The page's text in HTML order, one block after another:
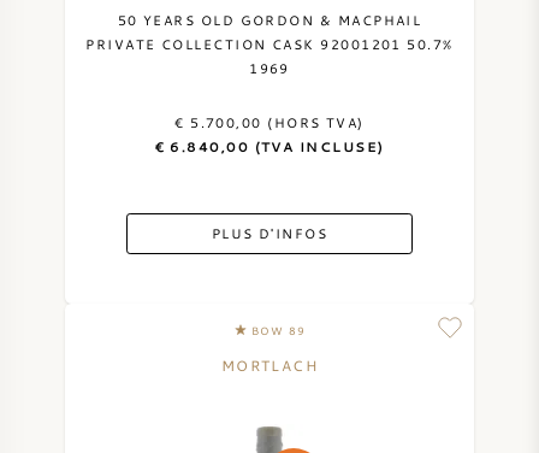
VIN ALLEMAND
VIN AUTRICHIEN
50 YEARS OLD GORDON & MACPHAIL
PRIVATE COLLECTION CASK 92001201 50.7%
1969
€ 5.700,00 (HORS TVA)
€ 6.840,00 (TVA INCLUSE)
PLUS D'INFOS
BOW 89
MORTLACH